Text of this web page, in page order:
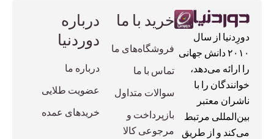
دورِدنیا از سال
۲۰۱۰ دانش جهانی
را ارائه می‌دهد،
خوانندگان را با
ناشران معتبر
بین‌المللی مرتبط
می‌کند و از طریق
خرید با ما
فروشگاه‌های ما
تماس با ما
سوالات متداول
بازپرداخت و
مرجوعی کالا
درباره
دوردنیا
درباره ما
عضویت طلایی
خریدهای عمده